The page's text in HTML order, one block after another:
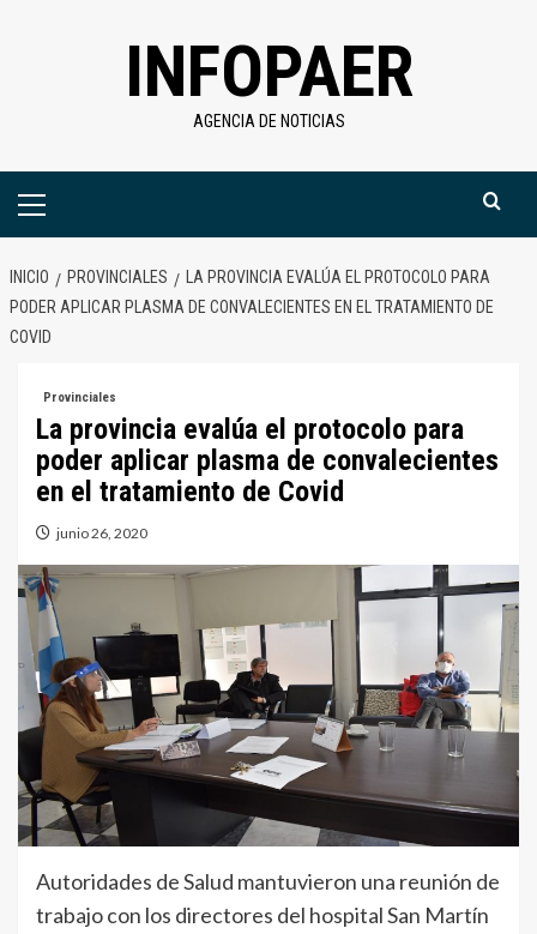
INFOPAER
AGENCIA DE NOTICIAS
Menú
INICIO PROVINCIALES
LA PROVINCIA EVALÚA EL PROTOCOLO PARA
PODER APLICAR PLASMA DE CONVALECIENTES EN EL TRATAMIENTO DE
COVID
Provinciales
La provincia evalúa el protocolo para
poder aplicar plasma de convalecientes
en el tratamiento de Covid
junio 26, 2020
Autoridades de Salud mantuvieron una reunión de
trabajo con los directores del hospital San Martín